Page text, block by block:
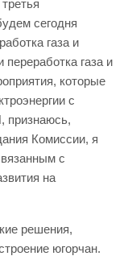
сегодня
газа и
газа и
которые
с
признаюсь,
Комиссии, я
с
на
решения,
югорчан.